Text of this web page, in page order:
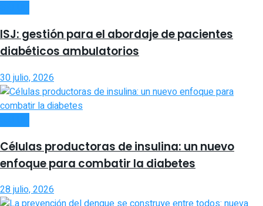
ISJ: gestión para el abordaje de pacientes
diabéticos ambulatorios
30 julio, 2026
Células productoras de insulina: un nuevo
enfoque para combatir la diabetes
28 julio, 2026